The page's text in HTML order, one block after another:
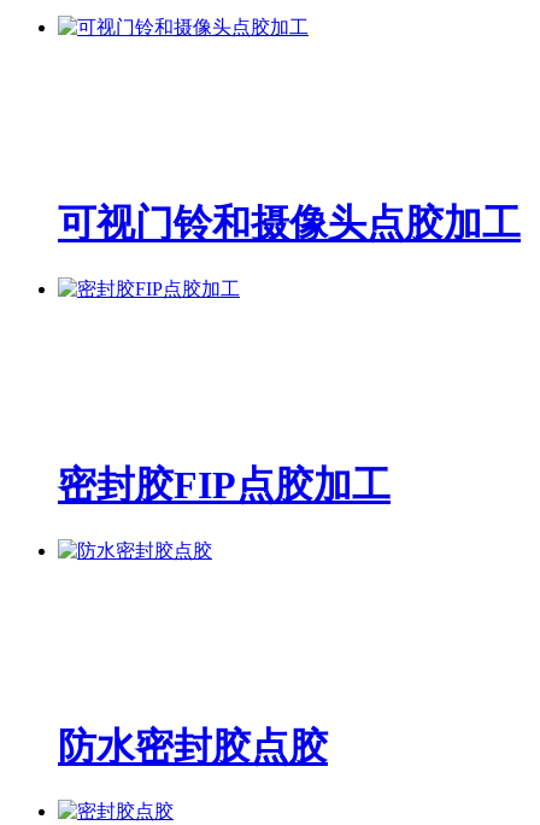
可视门铃和摄像头点胶加工
密封胶FIP点胶加工
防水密封胶点胶